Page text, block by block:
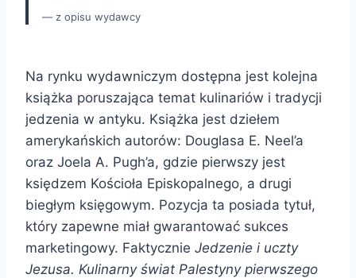
z opisu wydawcy
Na rynku wydawniczym dostępna jest kolejna
książka poruszająca temat kulinariów i tradycji
jedzenia w antyku. Książka jest dziełem
amerykańskich autorów: Douglasa E. Neel’a
oraz Joela A. Pugh’a, gdzie pierwszy jest
księdzem Kościoła Episkopalnego, a drugi
biegłym księgowym. Pozycja ta posiada tytuł,
który zapewne miał gwarantować sukces
marketingowy. Faktycznie Jedzenie i uczty
Jezusa. Kulinarny świat Palestyny pierwszego